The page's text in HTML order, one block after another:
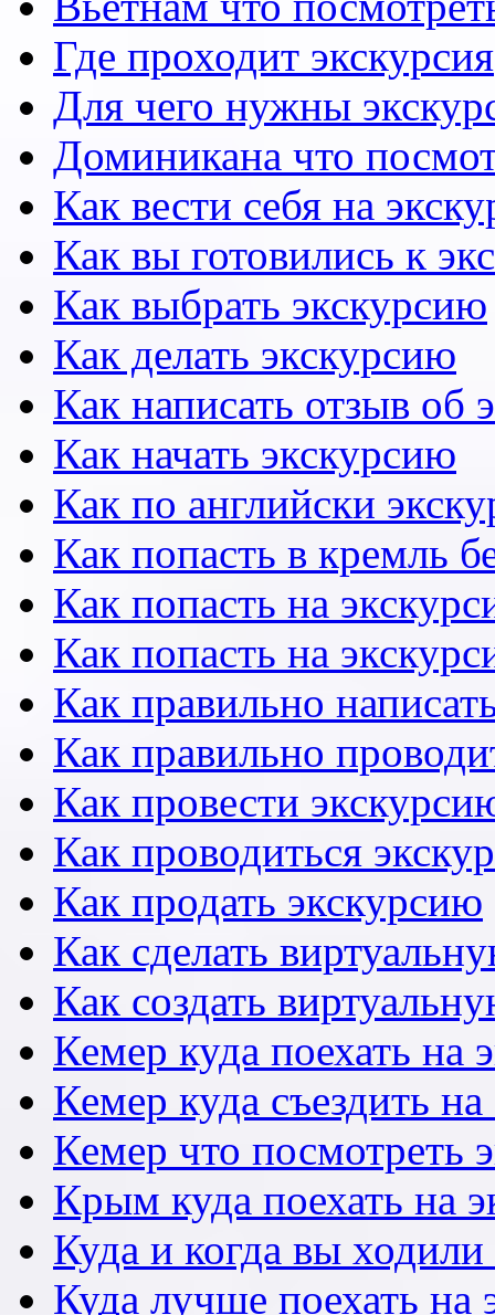
Где проходит экскурсия
Для чего нужны
Доминикана что
Как вести себя на
Как вы готовились к
Как выбрать экскурсию
Как делать экскурсию
Как написать отзыв об
Как начать экскурсию
Как по английски
Как попасть в кремль
Как попасть на
Как попасть на
Как правильно
Как правильно
Как провести
Как проводиться
Как продать экскурсию
Как сделать
Как создать
Кемер куда поехать на
Кемер куда съездить
Кемер что посмотреть
Крым куда поехать на
Куда и когда вы
Куда лучше поехать на